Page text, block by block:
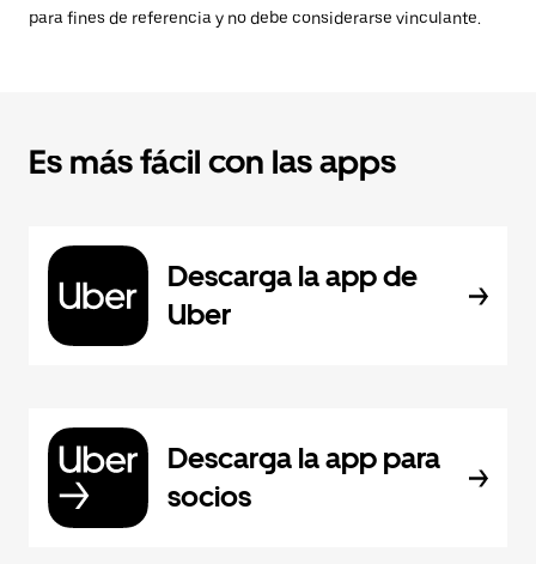
para fines de referencia y no debe considerarse vinculante.
Es más fácil con las apps
Descarga la app de
Uber
Descarga la app para
socios